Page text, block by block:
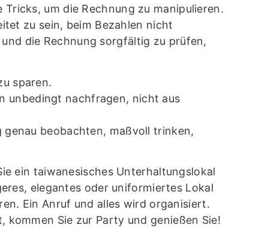
um die Rechnung zu manipulieren.
zu sein, beim Bezahlen nicht
die Rechnung sorgfältig zu prüfen,
sparen.
unbedingt nachfragen, nicht aus
beobachten, maßvoll trinken,
ein taiwanesisches Unterhaltungslokal
elegantes oder uniformiertes Lokal
Ein Anruf und alles wird organisiert.
Sie zur Party und genießen Sie!